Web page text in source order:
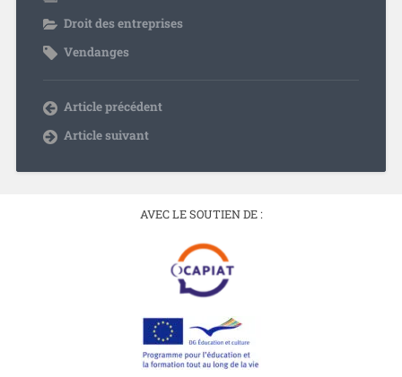
Droit des entreprises
Vendanges
Article précédent
Article suivant
AVEC LE SOUTIEN DE :